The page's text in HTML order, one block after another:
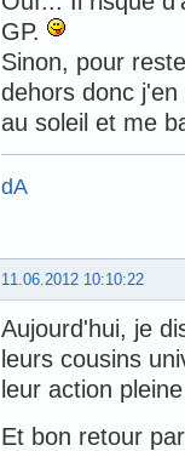
GP.
Sinon, pour
dehors donc
au soleil et me
dA
11.06.2012 10:10:22
Aujourd'hui, je
leurs cousins
leur action
Et bon retour